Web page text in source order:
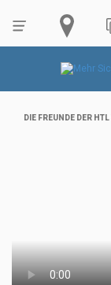
DIE FREUNDE DER